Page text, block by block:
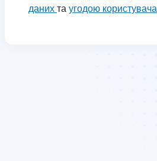
даних та угодою користувача